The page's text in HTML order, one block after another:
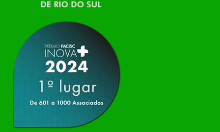
tecnologia da região para uma noite de
apresentação de novas iniciativas para o setor. O
encontro aconteceu em Rio…